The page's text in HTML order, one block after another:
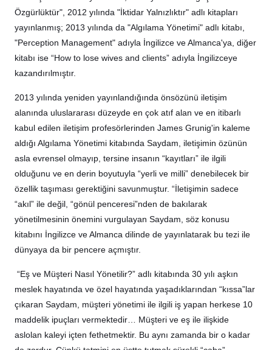
Özgürlüktür", 2012 yılında "İktidar Yalnızlıktır" adlı kitapları
yayınlanmış; 2013 yılında da "Algılama Yönetimi" adlı kitabı,
"Perception Management" adıyla İngilizce ve Almanca'ya, diğer
kitabı ise “How to lose wives and clients” adıyla İngilizceye
kazandırılmıştır.
2013 yılında yeniden yayınlandığında önsözünü iletişim
alanında uluslararası düzeyde en çok atıf alan ve en itibarlı
kabul edilen iletişim profesörlerinden James Grunig'in kaleme
aldığı Algılama Yönetimi kitabında Saydam, iletişimin özünün
asla evrensel olmayıp, tersine insanın “kayıtları” ile ilgili
olduğunu ve en derin boyutuyla “yerli ve milli” denebilecek bir
özellik taşıması gerektiğini savunmuştur. “İletişimin sadece
“akıl” ile değil, “gönül penceresi”nden de bakılarak
yönetilmesinin önemini vurgulayan Saydam, söz konusu
kitabını İngilizce ve Almanca dilinde de yayınlatarak bu tezi ile
dünyaya da bir pencere açmıştır.
“Eş ve Müşteri Nasıl Yönetilir?” adlı kitabında 30 yılı aşkın
meslek hayatında ve özel hayatında yaşadıklarından “kıssa”lar
çıkaran Saydam, müşteri yönetimi ile ilgili iş yapan herkese 10
maddelik ipuçları vermektedir… Müşteri ve eş ile ilişkide
aslolan kaleyi içten fethetmektir. Bu aynı zamanda bir o kadar